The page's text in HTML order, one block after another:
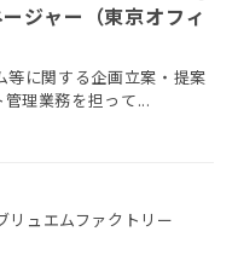
ジャー（東京オフィ
等に関する企画立案・提案
理業務を担って...
リュエムファクトリー